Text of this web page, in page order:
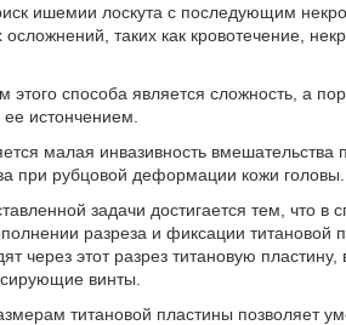
ишемии лоскута с последующим
таких как кровотечение,
этого способа является сложность, а
истончением.
малая инвазивность
при рубцовой деформации кожи головы.
задачи достигается тем, что
разреза и фиксации
через этот разрез титановую
винты.
титановой пластины позволяет